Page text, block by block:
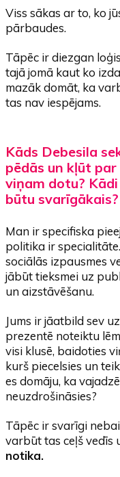
Viss sākas ar to, ko
pārbaudes.
Tāpēc ir diezgan
tajā jomā kaut ko
mazāk domāt, ka
tas nav iespējams.
Kāds Debesila
pēdās un kļūt
viņam dotu?
būtu svarīgākais?
Man ir specifiska
politika ir specialitāte.
sociālās izpausmes
jābūt tieksmei uz
un aizstāvēšanu.
Jums ir jāatbild sev
prezentē noteiktu
visi klusē, baidoties
kurš piecelsies un
es domāju, ka
neuzdrošināsies?
Tāpēc ir svarīgi
varbūt tas ceļš vedīs
notika.